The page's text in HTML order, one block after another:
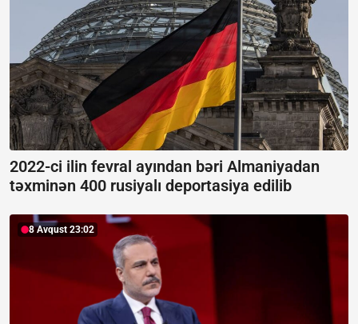
2022-ci ilin fevral ayından bəri Almaniyadan
təxminən 400 rusiyalı deportasiya edilib
8 Avqust 23:02